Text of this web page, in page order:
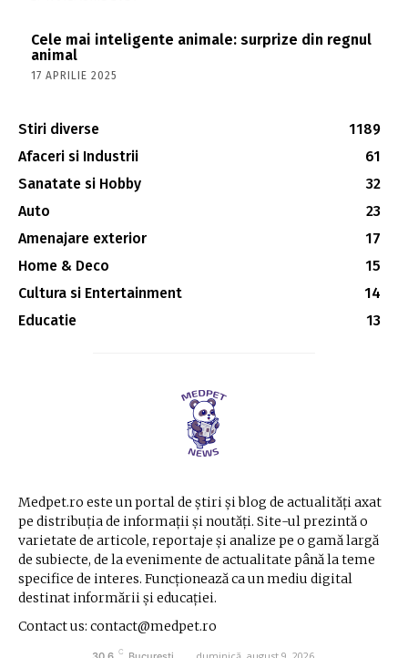
Cele mai inteligente animale: surprize din regnul
animal
17 APRILIE 2025
Stiri diverse
1189
Afaceri si Industrii
61
Sanatate si Hobby
32
Auto
23
Amenajare exterior
17
Home & Deco
15
Cultura si Entertainment
14
Educatie
13
Medpet.ro este un portal de știri și blog de actualități axat
pe distribuția de informații și noutăți. Site-ul prezintă o
varietate de articole, reportaje și analize pe o gamă largă
de subiecte, de la evenimente de actualitate până la teme
specifice de interes. Funcționează ca un mediu digital
destinat informării și educației.
Contact us: contact@medpet.ro
C